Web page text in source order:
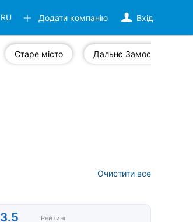
Вхід
Додати компанію
RU
Старе місто Дальнє Замостя
Очистити все
3.5 Рейтинг